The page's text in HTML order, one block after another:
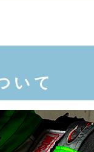
ご
いて